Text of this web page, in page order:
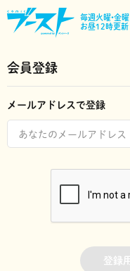
毎週火曜•金曜
お昼12時更新
会員登録
メールアドレスで登録
登録